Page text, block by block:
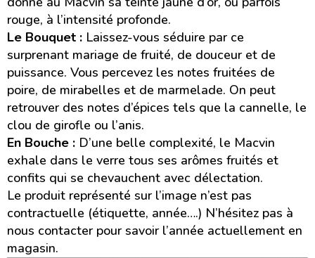
rouge, à l’intensité profonde.
Le Bouquet : Laissez-vous séduire par ce
surprenant mariage de fruité, de douceur et de
puissance. Vous percevez les notes fruitées de
poire, de mirabelles et de marmelade. On peut
retrouver des notes d’épices tels que la cannelle, le
clou de girofle ou l’anis.
En Bouche : D’une belle complexité, le Macvin
exhale dans le verre tous ses arômes fruités et
confits qui se chevauchent avec délectation.
Le produit représenté sur l’image n’est pas
contractuelle (étiquette, année….) N’hésitez pas à
nous contacter pour savoir l’année actuellement en
magasin.